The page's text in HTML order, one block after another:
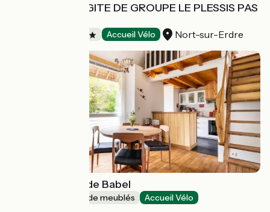
GITE D'ETAPE/GITE DE GROUPE LE PLESSIS PAS
Accueil Vélo Nort-sur-Erdre
Le Petit Moulin de Babel
Gîtes et locations de meublés Accueil Vélo